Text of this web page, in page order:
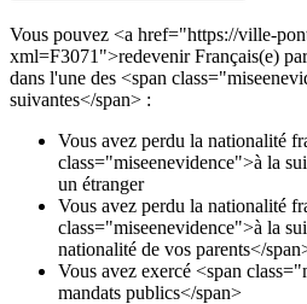
Vous pouvez <a href="https://ville-
xml=F3071">redevenir Français(e)
dans l'une des <span
suivantes</span> :
Vous avez perdu la nationalité
class="miseenevidence">à la
un étranger
Vous avez perdu la nationalité
class="miseenevidence">à la
nationalité de vos parents</
Vous avez exercé <span
mandats publics</span>